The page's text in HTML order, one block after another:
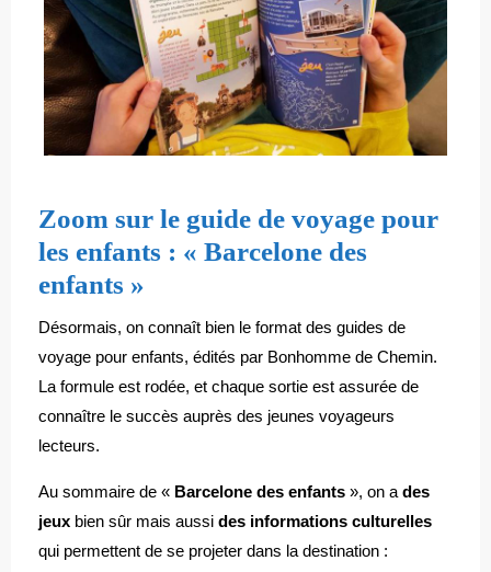
Zoom sur le guide de voyage pour
les enfants : « Barcelone des
enfants »
Désormais, on connaît bien le format des guides de
voyage pour enfants, édités par Bonhomme de Chemin.
La formule est rodée, et chaque sortie est assurée de
connaître le succès auprès des jeunes voyageurs
lecteurs.
Au sommaire de « Barcelone des enfants », on a des
jeux bien sûr mais aussi des informations culturelles
qui permettent de se projeter dans la destination :